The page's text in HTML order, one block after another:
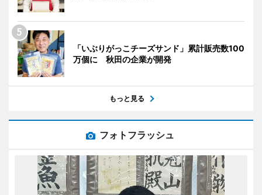
「いぶりがっこチーズサンド」累計販売数100
万個に 秋田の企業が開発
もっと見る
フォトフラッシュ